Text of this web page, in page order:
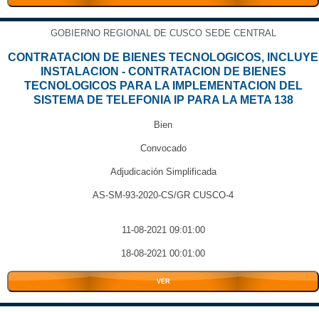
GOBIERNO REGIONAL DE CUSCO SEDE CENTRAL
CONTRATACION DE BIENES TECNOLOGICOS, INCLUYE
INSTALACION - CONTRATACION DE BIENES
TECNOLOGICOS PARA LA IMPLEMENTACION DEL
SISTEMA DE TELEFONIA IP PARA LA META 138
Bien
Convocado
Adjudicación Simplificada
AS-SM-93-2020-CS/GR CUSCO-4
11-08-2021 09:01:00
18-08-2021 00:01:00
VER